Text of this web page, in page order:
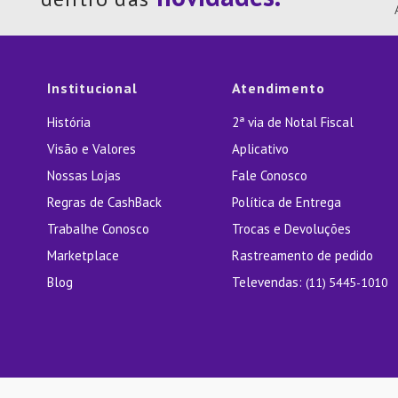
Institucional
História
Visão e Valores
Nossas Lojas
Regras de CashBack
Trabalhe Conosco
Marketplace
Blog
Atendimento
2ª via de Notal Fiscal
Aplicativo
Fale Conosco
Política de Entrega
Trocas e Devoluções
Rastreamento de pedido
Televendas: (11) 5445-1010